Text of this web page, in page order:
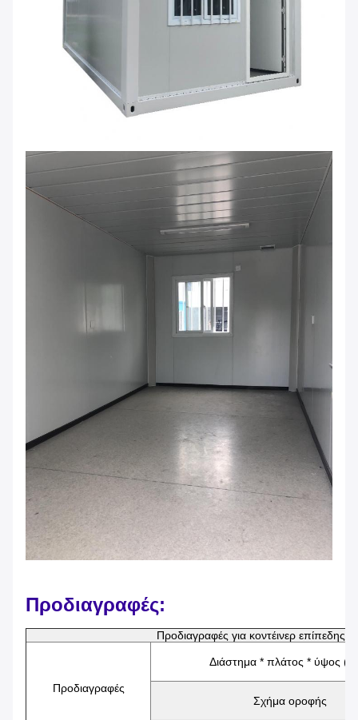
Προδιαγραφές:
Προδιαγραφές για κοντέινερ επίπεδης
Προδιαγραφές
Διάστημα * πλάτος * ύψος
Σχήμα οροφής